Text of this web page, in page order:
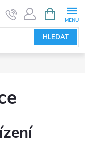
HLEDAT
NÁKUPNÍ
KOŠÍK